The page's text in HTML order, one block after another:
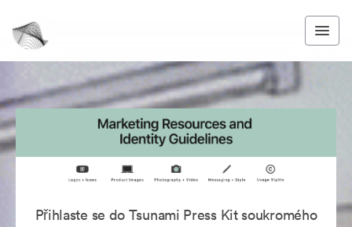
Přihlaste se do Tsunami Press Kit soukromého